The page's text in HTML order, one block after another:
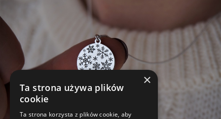
×
Ta strona używa plików
cookie
Ta strona korzysta z plików cookie, aby